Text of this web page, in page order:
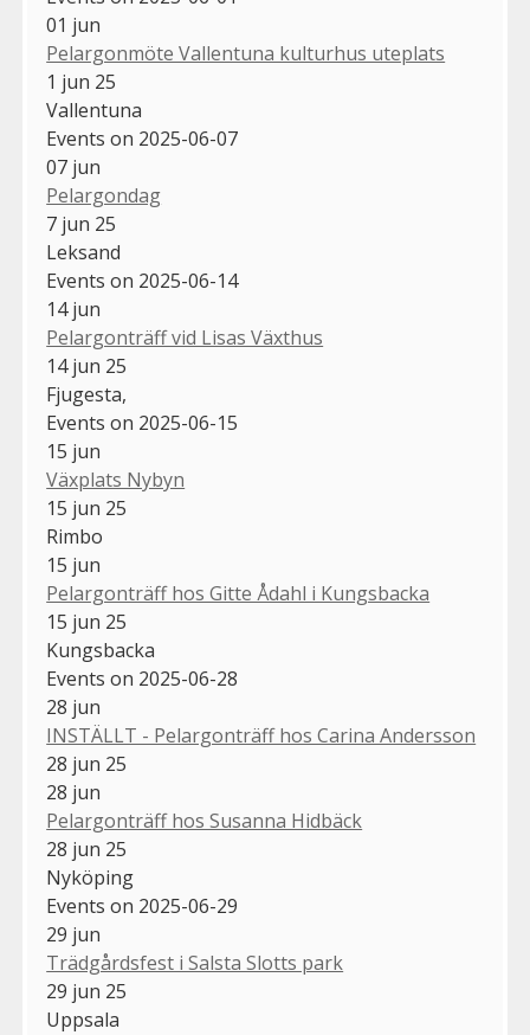
01 jun
Pelargonmöte Vallentuna kulturhus uteplats
1 jun 25
Vallentuna
Events on 2025-06-07
07 jun
Pelargondag
7 jun 25
Leksand
Events on 2025-06-14
14 jun
Pelargonträff vid Lisas Växthus
14 jun 25
Fjugesta,
Events on 2025-06-15
15 jun
Växplats Nybyn
15 jun 25
Rimbo
15 jun
Pelargonträff hos Gitte Ådahl i Kungsbacka
15 jun 25
Kungsbacka
Events on 2025-06-28
28 jun
INSTÄLLT - Pelargonträff hos Carina Andersson
28 jun 25
28 jun
Pelargonträff hos Susanna Hidbäck
28 jun 25
Nyköping
Events on 2025-06-29
29 jun
Trädgårdsfest i Salsta Slotts park
29 jun 25
Uppsala